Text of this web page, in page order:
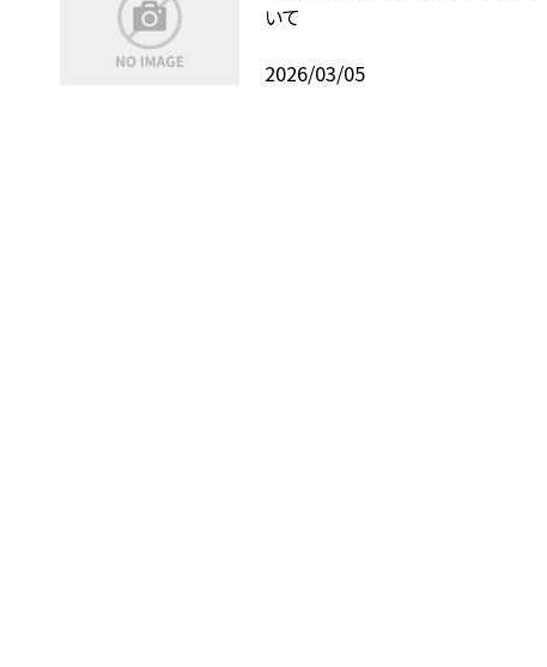
いて
2026/03/05